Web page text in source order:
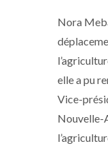
Nora
elle a pu
Vice-
Nouvelle-